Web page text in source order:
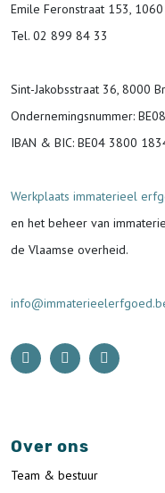
Emile Feronstraat 153,
Tel. 02 899 84 33
Sint-Jakobsstraat 36, 8000
Ondernemingsnummer:
IBAN & BIC: BE04 3800
Werkplaats immaterieel
en het beheer van
de Vlaamse overheid.
Over ons
Team & bestuur